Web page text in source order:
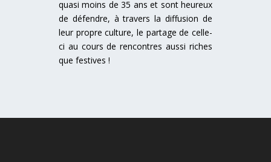
quasi moins de 35 ans et sont heureux
de défendre, à travers la diffusion de
leur propre culture, le partage de celle-
ci au cours de rencontres aussi riches
que festives !